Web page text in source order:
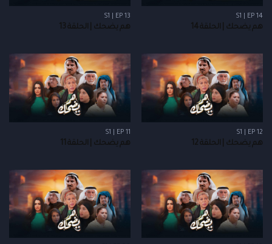
S1 | EP 14
هم يضحك | الحلقة 14
S1 | EP 13
هم يضحك | الحلقة 13
S1 | EP 12
هم يضحك | الحلقة 12
S1 | EP 11
هم يضحك | الحلقة 11